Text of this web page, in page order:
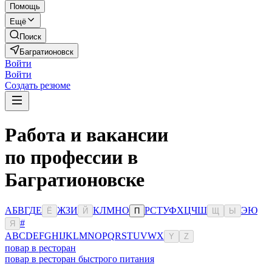
Помощь
Ещё
Поиск
Багратионовск
Войти
Войти
Создать резюме
Работа и вакансии
по профессии в
Багратионовске
АБВГДЕ Ё ЖЗИ Й КЛМНО П РСТУФХЦЧШ Ы ЭЮ
Я
#
ABCDEFGHIJKLMNOPQRSTUVWX Y Z
повар в ресторан
повар в ресторан быстрого питания